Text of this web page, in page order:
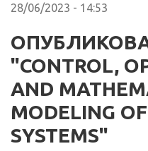
28/06/2023 - 14:53
"CONTROL,
AND
MODELING
SYSTEMS"